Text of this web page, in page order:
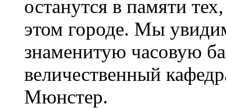
останутся в памяти
этом городе. Мы
знаменитую часовую
величественный
Мюнстер.